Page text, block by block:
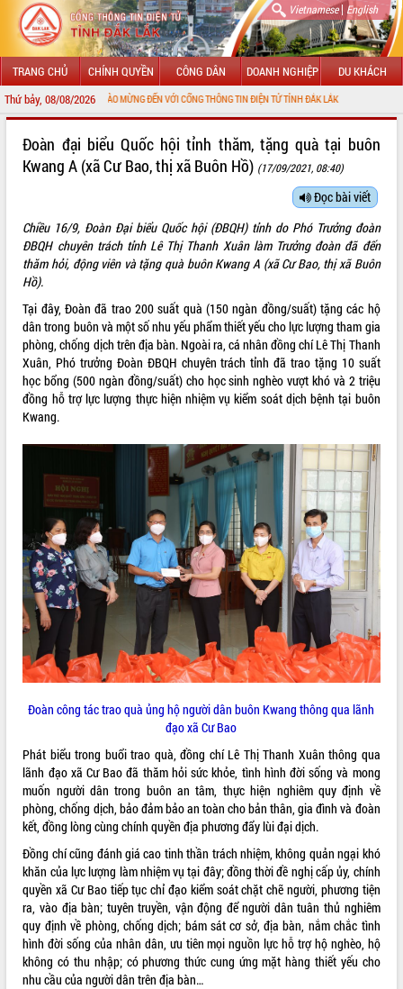
Vietnamese| English
TRANG CHỦ CHÍNH QUYỀN CÔNG DÂN DOANH NGHIỆP DU KHÁCH
Thứ bảy, 08/08/2026CHÀO MỪNG ĐẾN VỚI CỔNG THÔNG TIN ĐIỆN TỬ TỈNH ĐẮK LẮK
LÃNH ĐẠO UBND TỈNH
SỞ, BAN, NGÀNH
UBND CÁC XÃ, PHƯỜNG
THÔNG TIN CHỈ ĐẠO ĐIỀU HÀNH
HỆ THỐNG VĂN BẢN
VĂN BẢN HĐND TỈNH
ĐIỂM TIN VĂN BẢN
VIDEO
Không có file video nào để phát.
ALBUM ẢNH
Đoàn đại biểu Quốc hội tỉnh thăm, tặng quà tại buôn
Kwang A (xã Cư Bao, thị xã Buôn Hồ) (17/09/2021, 08:40)
Đọc bài viết
Chiều 16/9, Đoàn Đại biểu Quốc hội (ĐBQH) tỉnh do Phó Trưởng đoàn
ĐBQH chuyên trách tỉnh Lê Thị Thanh Xuân làm Trưởng đoàn đã đến
thăm hỏi, động viên và tặng quà buôn Kwang A (xã Cư Bao, thị xã Buôn
Hồ).
Tại đây, Đoàn đã trao 200 suất quà (150 ngàn đồng/suất) tặng các hộ
dân trong buôn và một số nhu yếu phẩm thiết yếu cho lực lượng tham gia
phòng, chống dịch trên địa bàn. Ngoài ra, cá nhân đồng chí Lê Thị Thanh
Xuân, Phó trưởng Đoàn ĐBQH chuyên trách tỉnh đã trao tặng 10 suất
học bổng (500 ngàn đồng/suất) cho học sinh nghèo vượt khó và 2 triệu
đồng hỗ trợ lực lượng thực hiện nhiệm vụ kiểm soát dịch bệnh tại buôn
Kwang.
Đoàn công tác trao quà ủng hộ người dân buôn Kwang thông qua lãnh
đạo xã Cư Bao
Phát biểu trong buổi trao quà, đồng chí Lê Thị Thanh Xuân thông qua
lãnh đạo xã Cư Bao đã thăm hỏi sức khỏe, tình hình đời sống và mong
muốn người dân trong buôn an tâm, thực hiện nghiêm quy định về
phòng, chống dịch, bảo đảm bảo an toàn cho bản thân, gia đình và đoàn
kết, đồng lòng cùng chính quyền địa phương đẩy lùi đại dịch.
Đồng chí cũng đánh giá cao tinh thần trách nhiệm, không quản ngại khó
khăn của lực lượng làm nhiệm vụ tại đây; đồng thời đề nghị cấp ủy, chính
quyền xã Cư Bao tiếp tục chỉ đạo kiểm soát chặt chẽ người, phương tiện
ra, vào địa bàn; tuyên truyền, vận động để người dân tuân thủ nghiêm
quy định về phòng, chống dịch; bám sát cơ sở, địa bàn, nắm chắc tình
hình đời sống của nhân dân, ưu tiên mọi nguồn lực hỗ trợ hộ nghèo, hộ
không có thu nhập; có phương thức cung ứng mặt hàng thiết yếu cho
nhu cầu của người dân trên địa bàn…